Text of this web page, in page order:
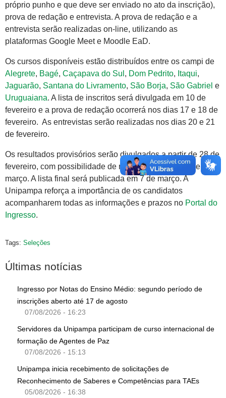
próprio punho e que deve ser enviado no ato da inscrição),
prova de redação e entrevista. A prova de redação e a
entrevista serão realizadas on-line, utilizando as
plataformas Google Meet e Moodle EaD.
Os cursos disponíveis estão distribuídos entre os campi de
Alegrete, Bagé, Caçapava do Sul , Dom Pedrito, Itaqui,
Jaguarão, Santana do Livramento, São Borja, São Gabriel e
Uruguaiana. A lista de inscritos será divulgada em 10 de
fevereiro e a prova de redação ocorrerá nos dias 17 e 18 de
fevereiro. ​ As entrevistas serão realizadas nos dias 20 e 21
de fevereiro. ​
Os resultados provisórios serão divulgados a partir de 28 de
fevereiro, com possibilidade de recursos entre 3 e 6 de
março. A lista final será publicada em 7 de março. A
Unipampa reforça a importância de os candidatos
acompanharem todas as informações e prazos no Portal do
Ingresso.
Tags: Seleções
Últimas notícias
Ingresso por Notas do Ensino Médio: segundo período de
inscrições aberto até 17 de agosto
07/08/2026 - 16:23
Servidores da Unipampa participam de curso internacional de
formação de Agentes de Paz
07/08/2026 - 15:13
Unipampa inicia recebimento de solicitações de
Reconhecimento de Saberes e Competências para TAEs
05/08/2026 - 16:38